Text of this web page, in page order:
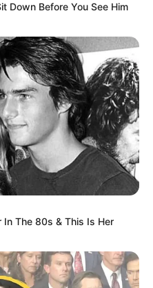
Down Before You See Him
In The 80s & This Is Her